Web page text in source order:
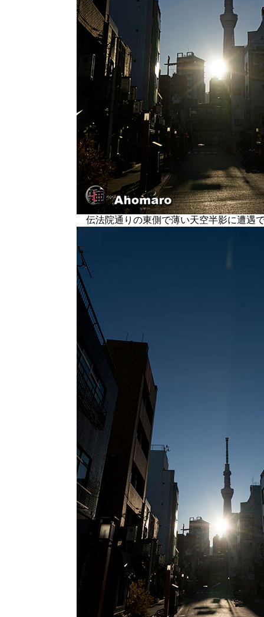
伝法院通りの東側で薄い天空半影に遭遇